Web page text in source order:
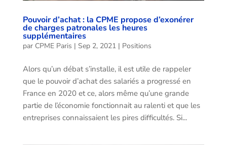
Pouvoir d’achat : la CPME propose d’exonérer
de charges patronales les heures
supplémentaires
par CPME Paris | Sep 2, 2021| Positions
Alors qu’un débat s’installe, il est utile de rappeler
que le pouvoir d’achat des salariés a progressé en
France en 2020 et ce, alors même qu’une grande
partie de l’économie fonctionnait au ralenti et que les
entreprises connaissaient les pires difficultés. Si...